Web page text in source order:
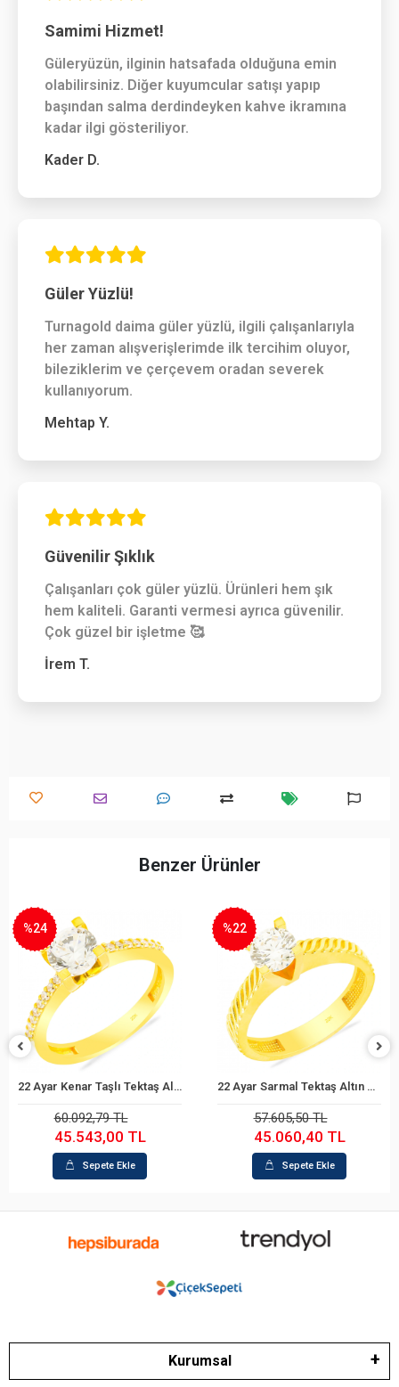
Samimi Hizmet!
Güleryüzün, ilginin hatsafada olduğuna emin
olabilirsiniz. Diğer kuyumcular satışı yapıp
başından salma derdindeyken kahve ikramına
kadar ilgi gösteriliyor.
Kader D.
Güler Yüzlü!
Turnagold daima güler yüzlü, ilgili çalışanlarıyla
her zaman alışverişlerimde ilk tercihim oluyor,
bileziklerim ve çerçevem oradan severek
kullanıyorum.
Mehtap Y.
Güvenilir Şıklık
Çalışanları çok güler yüzlü. Ürünleri hem şık
hem kaliteli. Garanti vermesi ayrıca güvenilir.
Çok güzel bir işletme 🥰
İrem T.
Benzer Ürünler
Sepete Ekle
%22
57.605,50 TL
45.060,40 TL
Sepete Ekle
Sepete Ekle
22 Ayar Tektaş Altın Yüzük
%22
43.762,83 TL
34.229,96 TL
Sepete Ekle
Kurumsal